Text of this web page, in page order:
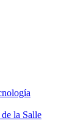
la Salle